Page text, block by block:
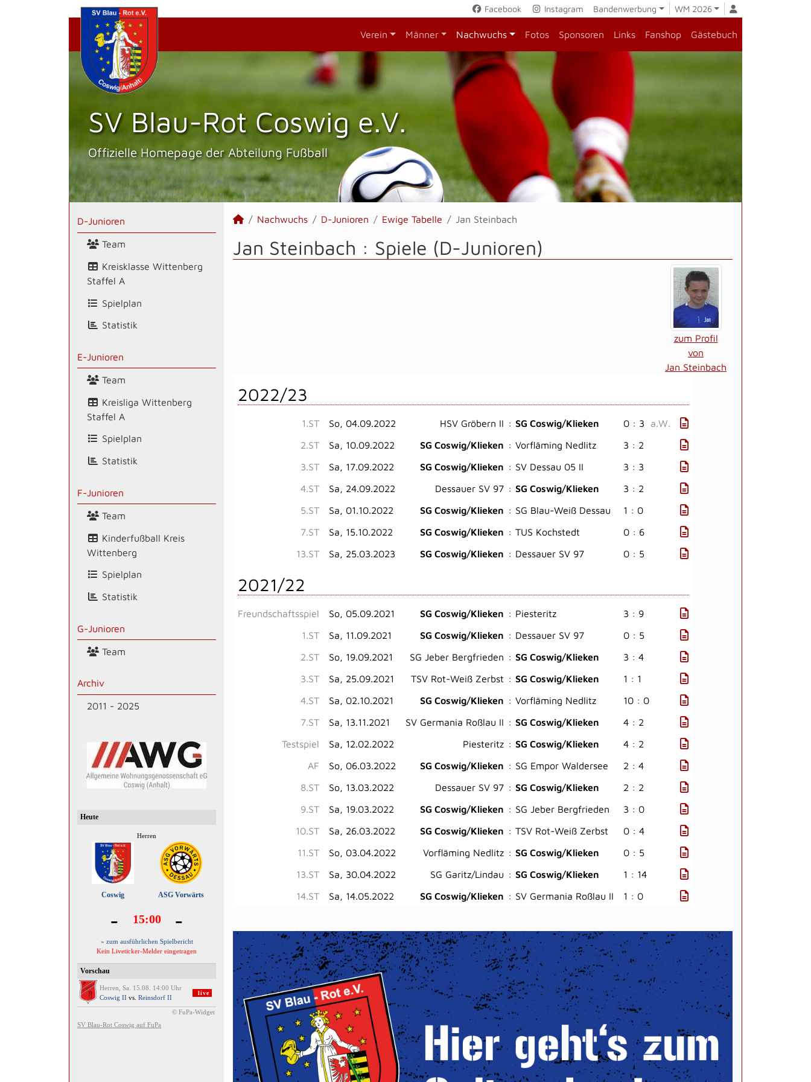
Facebook Instagram Bandenwerbung WM 2026
Verein Männer Nachwuchs Fotos Sponsoren Links Fanshop Gästebuch
SV Blau-Rot Coswig e.V.
Offizielle Homepage der Abteilung Fußball
D-Junioren
Team
Kreisklasse Wittenberg
Staffel A
Spielplan
Statistik
E-Junioren
Team
Kreisliga Wittenberg
Staffel A
Spielplan
Statistik
F-Junioren
Team
Kinderfußball Kreis
Wittenberg
Spielplan
Statistik
G-Junioren
Team
Archiv
2011 - 2025
Nachwuchs D-Junioren Ewige Tabelle Jan Steinbach
Jan Steinbach : Spiele (D-Junioren)
zum Profil
von
Jan Steinbach
2022/23
1.ST So, 04.09.2022 HSV Gröbern II : SG Coswig/Klieken 0 : 3 a.W.
2.ST
Sa, 10.09.2022 SG Coswig/Klieken : Vorfläming Nedlitz
3 : 2
3.ST
Sa, 17.09.2022 SG Coswig/Klieken : SV Dessau 05 II
3 : 3
4.ST
Sa, 24.09.2022 Dessauer SV 97 : SG Coswig/Klieken
3 : 2
5.ST
Sa, 01.10.2022 SG Coswig/Klieken : SG Blau-Weiß Dessau
1 : 0
7.ST
Sa, 15.10.2022 SG Coswig/Klieken : TUS Kochstedt
0 : 6
13.ST
Sa, 25.03.2023 SG Coswig/Klieken : Dessauer SV 97 0 : 5
2021/22
Freundschaftsspiel So, 05.09.2021 SG Coswig/Klieken : Piesteritz
3 : 9
1.ST
Sa, 11.09.2021 SG Coswig/Klieken : Dessauer SV 97
0 : 5
2.ST
So, 19.09.2021 SG Jeber Bergfrieden : SG Coswig/Klieken
3 : 4
3.ST
Sa, 25.09.2021 TSV Rot-Weiß Zerbst : SG Coswig/Klieken
1 : 1
4.ST
Sa, 02.10.2021 SG Coswig/Klieken : Vorfläming Nedlitz
10 : 0
7.ST
Sa, 13.11.2021 SV Germania Roßlau II : SG Coswig/Klieken
4 : 2
Testspiel
Sa, 12.02.2022 Piesteritz : SG Coswig/Klieken
4 : 2
AF
So, 06.03.2022 SG Coswig/Klieken : SG Empor Waldersee
2 : 4
8.ST
So, 13.03.2022 Dessauer SV 97 : SG Coswig/Klieken
2 : 2
9.ST
Sa, 19.03.2022 SG Coswig/Klieken : SG Jeber Bergfrieden
3 : 0
10.ST
Sa, 26.03.2022 SG Coswig/Klieken : TSV Rot-Weiß Zerbst
0 : 4
11.ST
So, 03.04.2022 Vorfläming Nedlitz : SG Coswig/Klieken
0 : 5
13.ST
Sa, 30.04.2022 SG Garitz/Lindau : SG Coswig/Klieken
1 : 14
14.ST
Sa, 14.05.2022 SG Coswig/Klieken : SV Germania Roßlau II 1 : 0